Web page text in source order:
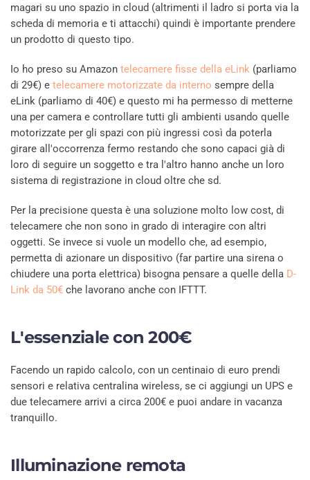
magari su uno spazio in cloud (altrimenti il ladro si porta via la
scheda di memoria e ti attacchi) quindi è importante prendere
un prodotto di questo tipo.
Io ho preso su Amazon telecamere fisse della eLink (parliamo
di 29€) e telecamere motorizzate da interno sempre della
eLink (parliamo di 40€) e questo mi ha permesso di metterne
una per camera e controllare tutti gli ambienti usando quelle
motorizzate per gli spazi con più ingressi così da poterla
girare all'occorrenza fermo restando che sono capaci già di
loro di seguire un soggetto e tra l'altro hanno anche un loro
sistema di registrazione in cloud oltre che sd.
Per la precisione questa è una soluzione molto low cost, di
telecamere che non sono in grado di interagire con altri
oggetti. Se invece si vuole un modello che, ad esempio,
permetta di azionare un dispositivo (far partire una sirena o
chiudere una porta elettrica) bisogna pensare a quelle della D-
Link da 50€ che lavorano anche con IFTTT.
L'essenziale con 200€
Facendo un rapido calcolo, con un centinaio di euro prendi
sensori e relativa centralina wireless, se ci aggiungi un UPS e
due telecamere arrivi a circa 200€ e puoi andare in vacanza
tranquillo.
Illuminazione remota